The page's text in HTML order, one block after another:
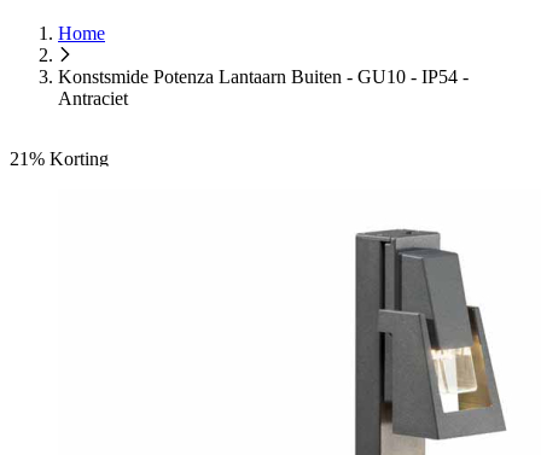
Home
Konstsmide Potenza Lantaarn Buiten - GU10 - IP54 -
Antraciet
21% Korting